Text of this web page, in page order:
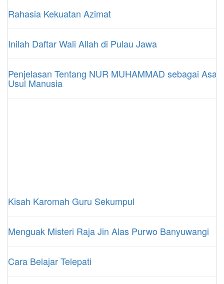
Rahasia Kekuatan Azimat
Inilah Daftar Wali Allah di Pulau Jawa
Penjelasan Tentang NUR MUHAMMAD sebagai Asal
Usul Manusia
Kisah Karomah Guru Sekumpul
Menguak Misteri Raja Jin Alas Purwo Banyuwangi
Cara Belajar Telepati